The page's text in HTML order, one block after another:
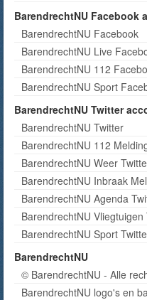
BarendrechtNU Facebook
BarendrechtNU Facebook
BarendrechtNU Live
BarendrechtNU 112
BarendrechtNU Sport
BarendrechtNU Twitter
BarendrechtNU Twitter
BarendrechtNU 112
BarendrechtNU Weer
BarendrechtNU Inbraak
BarendrechtNU Agenda
BarendrechtNU Vliegtuigen
BarendrechtNU Sport
BarendrechtNU
© BarendrechtNU - Alle
BarendrechtNU logo's en